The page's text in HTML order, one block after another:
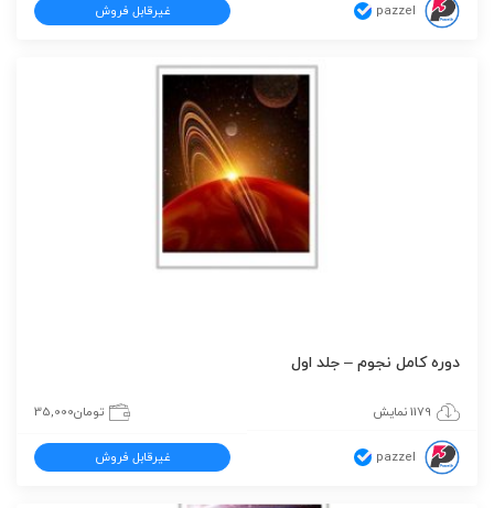
pazzel غیرقابل فروش
دوره کامل نجوم – جلد اول
1179 نمایش تومان35,000
pazzel غیرقابل فروش